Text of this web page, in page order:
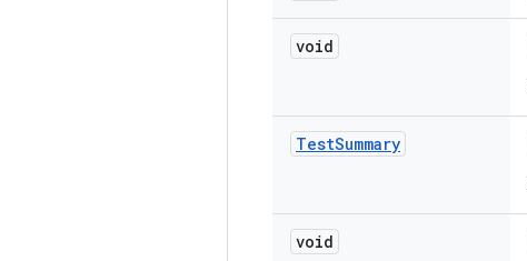
void
TestSummary
void